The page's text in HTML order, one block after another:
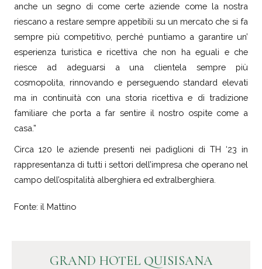
anche un segno di come certe aziende come la nostra
riescano a restare sempre appetibili su un mercato che si fa
sempre più competitivo, perché puntiamo a garantire un’
esperienza turistica e ricettiva che non ha eguali e che
riesce ad adeguarsi a una clientela sempre più
cosmopolita, rinnovando e perseguendo standard elevati
ma in continuità con una storia ricettiva e di tradizione
familiare che porta a far sentire il nostro ospite come a
casa.”
Circa 120 le aziende presenti nei padiglioni di TH ‘23 in
rappresentanza di tutti i settori dell’impresa che operano nel
campo dell’ospitalità alberghiera ed extralberghiera.
Fonte: il Mattino
GRAND HOTEL QUISISANA